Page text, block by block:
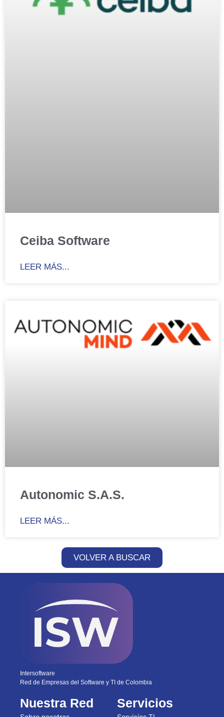
Ceiba Software
LEER MÁS...
Autonomic S.A.S.
LEER MÁS...
VOLVER A BUSCAR
Intersoftware
Red de Empresas del Software y TI de Colombia
Nuestra Red Servicios